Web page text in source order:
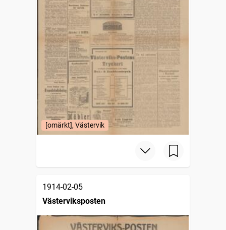
[omärkt], Västervik
1914-02-05
Västerviksposten